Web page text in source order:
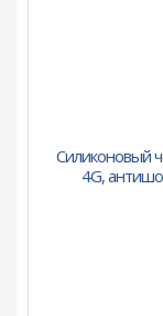
Силиконовый
4G,